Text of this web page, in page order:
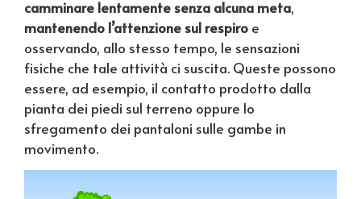
camminare lentamente senza alcuna meta,
mantenendo l’attenzione sul respiro e
osservando, allo stesso tempo, le sensazioni
fisiche che tale attività ci suscita. Queste possono
essere, ad esempio, il contatto prodotto dalla
pianta dei piedi sul terreno oppure lo
sfregamento dei pantaloni sulle gambe in
movimento.